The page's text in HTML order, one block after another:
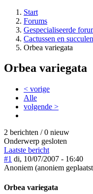
Start
Forums
Gespecialiseerde
Cactussen en
Orbea variegata
Orbea variegata
< vorige
Alle
volgende >
2 berichten / 0 nieuw
Onderwerp gesloten
Laatste bericht
#1 di, 10/07/2007 - 16:40
Anoniem (anoniem
Orbea variegata